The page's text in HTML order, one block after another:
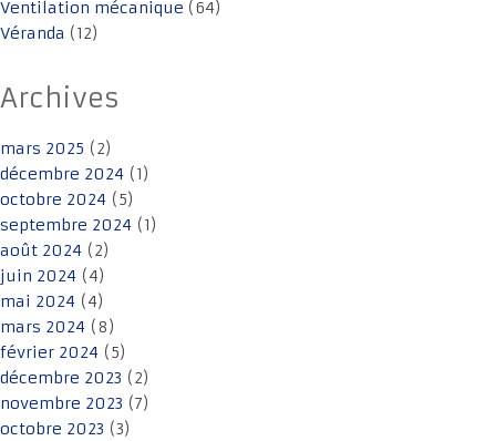
Ventilation mécanique (64)
Véranda (12)
Archives
mars 2025 (2)
décembre 2024 (1)
octobre 2024 (5)
septembre 2024 (1)
août 2024 (2)
juin 2024 (4)
mai 2024 (4)
mars 2024 (8)
février 2024 (5)
décembre 2023 (2)
novembre 2023 (7)
octobre 2023 (3)